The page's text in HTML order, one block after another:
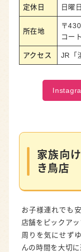
定休日 日曜日
所在地
〒
コー
アクセス JR「
家族向
き鳥店
お子様連れでも
店舗をピックアッ
周りを気にせず
んの時間を大切に